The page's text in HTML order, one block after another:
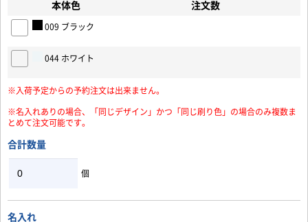
本体色 注文数
009 ブラック
044 ホワイト
※入荷予定からの予約注文は出来ません。
※名入れありの場合、「同じデザイン」かつ「同じ刷り色」の場合のみ複数ま
とめて注文可能です。
合計数量
個
名入れ